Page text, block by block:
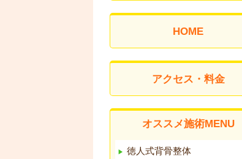
HOME
アクセス・料金
オススメ施術MENU
徳人式背骨整体